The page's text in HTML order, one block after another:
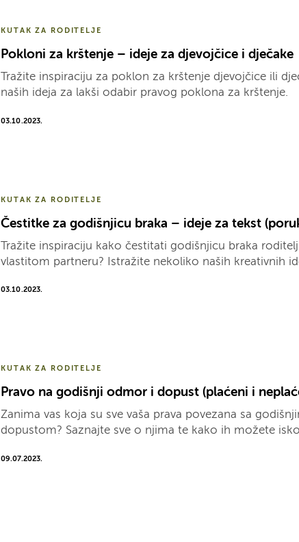
KUTAK ZA RODITELJE
Pokloni za krštenje – ideje za djevojčice i dječake
Tražite inspiraciju za poklon za krštenje djevojčice ili
naših ideja za lakši odabir pravog poklona za krštenje.
03.10.2023.
KUTAK ZA RODITELJE
Čestitke za godišnjicu braka – ideje za tekst
Tražite inspiraciju kako čestitati godišnjicu braka
vlastitom partneru? Istražite nekoliko naših kreativnih
03.10.2023.
KUTAK ZA RODITELJE
Pravo na godišnji odmor i dopust (plaćeni i
Zanima vas koja su sve vaša prava povezana sa
dopustom? Saznajte sve o njima te kako ih možete
09.07.2023.